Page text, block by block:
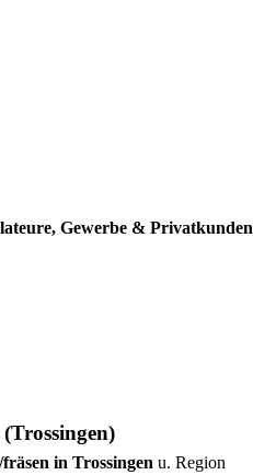
Gewerbe & Privatkunden
in Trossingen u. Region